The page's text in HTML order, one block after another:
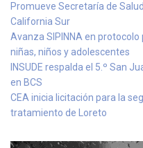
Promueve Secretaría de
California Sur
Avanza SIPINNA en
niñas, niños y adolescentes
INSUDE respalda el 5.º San
en BCS
CEA inicia licitación para la
tratamiento de Loreto